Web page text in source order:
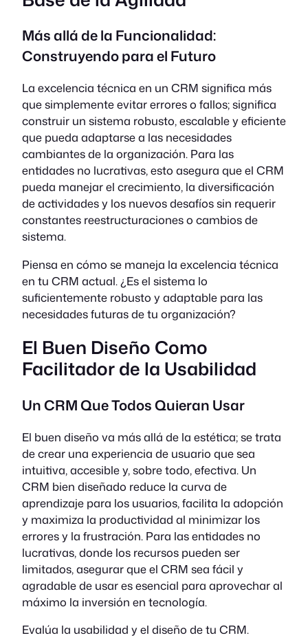
Más allá de la Funcionalidad:
Construyendo para el Futuro
La excelencia técnica en un CRM significa más
que simplemente evitar errores o fallos; significa
construir un sistema robusto, escalable y eficiente
que pueda adaptarse a las necesidades
cambiantes de la organización. Para las
entidades no lucrativas, esto asegura que el CRM
pueda manejar el crecimiento, la diversificación
de actividades y los nuevos desafíos sin requerir
constantes reestructuraciones o cambios de
sistema.
Piensa en cómo se maneja la excelencia técnica
en tu CRM actual. ¿Es el sistema lo
suficientemente robusto y adaptable para las
necesidades futuras de tu organización?
El Buen Diseño Como
Facilitador de la Usabilidad
Un CRM Que Todos Quieran Usar
El buen diseño va más allá de la estética; se trata
de crear una experiencia de usuario que sea
intuitiva, accesible y, sobre todo, efectiva. Un
CRM bien diseñado reduce la curva de
aprendizaje para los usuarios, facilita la adopción
y maximiza la productividad al minimizar los
errores y la frustración. Para las entidades no
lucrativas, donde los recursos pueden ser
limitados, asegurar que el CRM sea fácil y
agradable de usar es esencial para aprovechar al
máximo la inversión en tecnología.
Evalúa la usabilidad y el diseño de tu CRM.